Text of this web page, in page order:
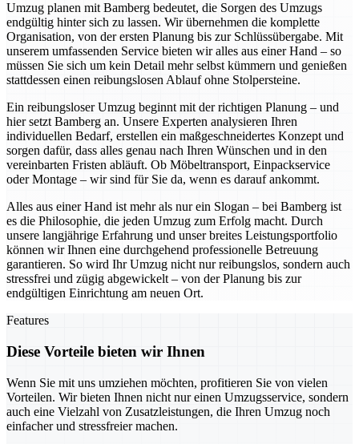
Umzug planen mit Bamberg bedeutet, die Sorgen des Umzugs
endgültig hinter sich zu lassen. Wir übernehmen die komplette
Organisation, von der ersten Planung bis zur Schlüssübergabe. Mit
unserem umfassenden Service bieten wir alles aus einer Hand – so
müssen Sie sich um kein Detail mehr selbst kümmern und genießen
stattdessen einen reibungslosen Ablauf ohne Stolpersteine.
Ein reibungsloser Umzug beginnt mit der richtigen Planung – und
hier setzt Bamberg an. Unsere Experten analysieren Ihren
individuellen Bedarf, erstellen ein maßgeschneidertes Konzept und
sorgen dafür, dass alles genau nach Ihren Wünschen und in den
vereinbarten Fristen abläuft. Ob Möbeltransport, Einpackservice
oder Montage – wir sind für Sie da, wenn es darauf ankommt.
Alles aus einer Hand ist mehr als nur ein Slogan – bei Bamberg ist
es die Philosophie, die jeden Umzug zum Erfolg macht. Durch
unsere langjährige Erfahrung und unser breites Leistungsportfolio
können wir Ihnen eine durchgehend professionelle Betreuung
garantieren. So wird Ihr Umzug nicht nur reibungslos, sondern auch
stressfrei und zügig abgewickelt – von der Planung bis zur
endgültigen Einrichtung am neuen Ort.
Features
Diese Vorteile bieten wir Ihnen
Wenn Sie mit uns umziehen möchten, profitieren Sie von vielen
Vorteilen. Wir bieten Ihnen nicht nur einen Umzugsservice, sondern
auch eine Vielzahl von Zusatzleistungen, die Ihren Umzug noch
einfacher und stressfreier machen.